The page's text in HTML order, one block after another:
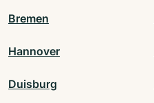
Bremen
Hannover
Duisburg